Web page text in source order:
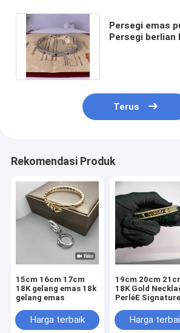
Aksesoris emas 18k
Kalung Emas 18K
Earrings Emas 18K
Cincin Emas 18K
Gelang Emas 18K
Cartier Kustom
Persegi emas
Persegi berlian
Terus
Rekomendasi Produk
15cm 16cm 17cm
18K gelang emas 18k
gelang emas
Harga terbaik
19cm 20cm
18K Gold
PerléE Signature
Sedeng
Harga